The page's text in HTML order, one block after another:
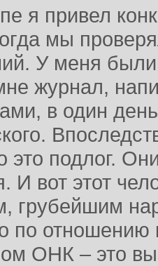
я привел
мы
У меня
журнал,
в один
это подлог.
И вот этот
грубейшим
по отношению
ОНК – это